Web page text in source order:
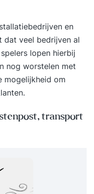
en
dat veel bedrijven al
lopen hierbij
nog worstelen met
mogelijkheid om
transport